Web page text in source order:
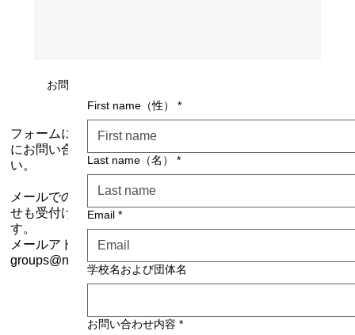
お問い合わせ
フォームにて、お気軽
にお問い合わせくださ
い。
メールでのお問い合わ
せも受付けておりま
す。
メールアドレス：
groups@ntaaus.com
First name（性） *
Last name（名） *
Email *
学校名および団体名
お問い合わせ内容 *